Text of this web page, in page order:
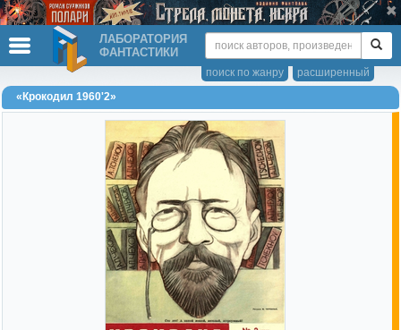
ЛАБОРАТОРИЯ
ФАНТАСТИКИ
расширенный
поиск по жанру
«Крокодил 1960'2»